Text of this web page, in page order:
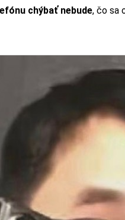
chýbať nebude, čo sa